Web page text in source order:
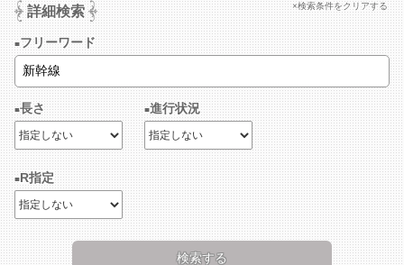
詳細検索 ×検索条件をクリアする
フリーワード
長さ 進行状況
R指定